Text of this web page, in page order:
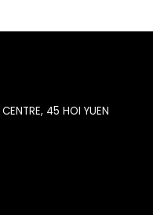
45 HOI YUEN